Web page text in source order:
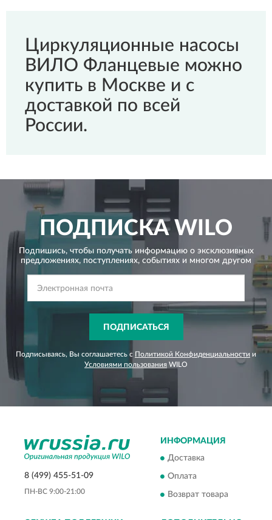
Циркуляционные насосы
ВИЛО Фланцевые можно
купить в Москве и с
доставкой по всей
России.
ПОДПИСКАWILO
Подпишись, чтобы получать информацию о эксклюзивных
предложениях, поступлениях, событиях и многом другом
ПОДПИСАТЬСЯ
Подписываясь, Вы соглашаетесь с Политикой Конфиденциальности и
Условиями пользования WILO
8 (499) 455-51-09
ПН-ВС 9:00-21:00
ИНФОРМАЦИЯ
Доставка
Оплата
Возврат товара